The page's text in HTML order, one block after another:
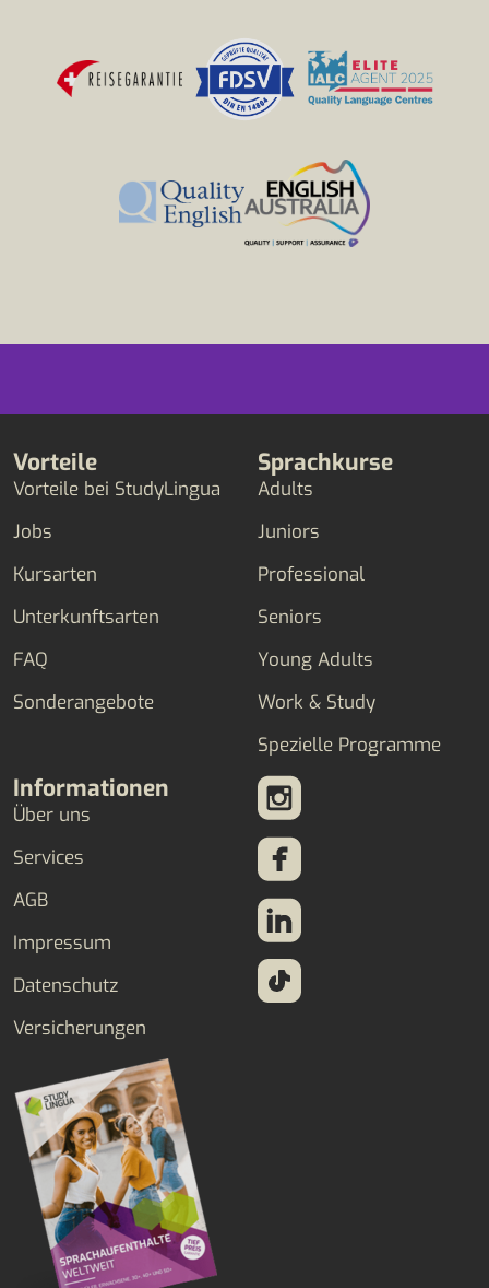
Vorteile
Vorteile bei StudyLingua
Jobs
Kursarten
Unterkunftsarten
FAQ
Sonderangebote
Sprachkurse
Adults
Juniors
Professional
Seniors
Young Adults
Work & Study
Spezielle Programme
Informationen
Über uns
Services
AGB
Impressum
Datenschutz
Versicherungen